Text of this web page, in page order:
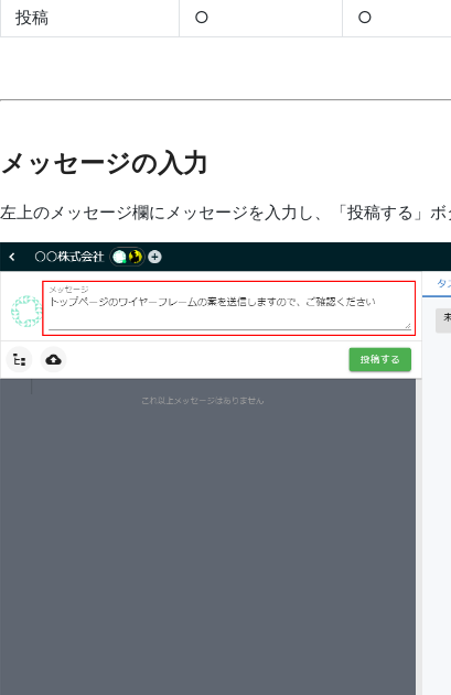
投稿
○ ○
メッセージの入力
左上のメッセージ欄にメッセージを入力し、「投稿する」